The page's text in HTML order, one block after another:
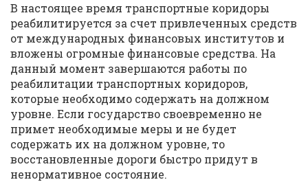
В настоящее время транспортные коридоры
реабилитируется за счет привлеченных средств
от международных финансовых институтов и
вложены огромные финансовые средства. На
данный момент завершаются работы по
реабилитации транспортных коридоров,
которые необходимо содержать на должном
уровне. Если государство своевременно не
примет необходимые меры и не будет
содержать их на должном уровне, то
восстановленные дороги быстро придут в
ненормативное состояние.